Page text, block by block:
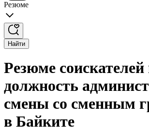
Резюме
Найти
Резюме соискателей
должность
смены со сменным
в Байките